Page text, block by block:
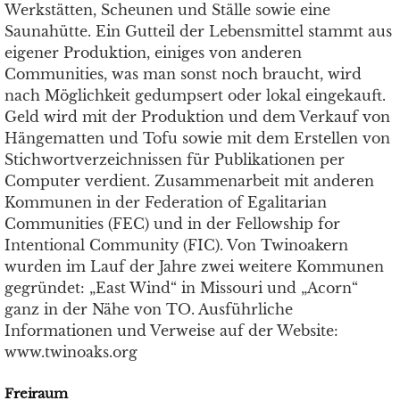
Werkstätten, Scheunen und Ställe sowie eine
Saunahütte. Ein Gutteil der Lebensmittel stammt aus
eigener Produktion, einiges von anderen
Communities, was man sonst noch braucht, wird
nach Möglichkeit gedumpsert oder lokal eingekauft.
Geld wird mit der Produktion und dem Verkauf von
Hängematten und Tofu sowie mit dem Erstellen von
Stichwortverzeichnissen für Publikationen per
Computer verdient. Zusammenarbeit mit anderen
Kommunen in der Federation of Egalitarian
Communities (FEC) und in der Fellowship for
Intentional Community (FIC). Von Twinoakern
wurden im Lauf der Jahre zwei weitere Kommunen
gegründet: „East Wind“ in Missouri und „Acorn“
ganz in der Nähe von TO. Ausführliche
Informationen und Verweise auf der Website:
www.twinoaks.org
Freiraum